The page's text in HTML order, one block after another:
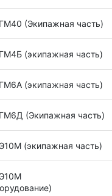
(Экипажная часть)
(экипажная часть)
(экипажная часть)
(Экипажная часть)
(экипажная часть)